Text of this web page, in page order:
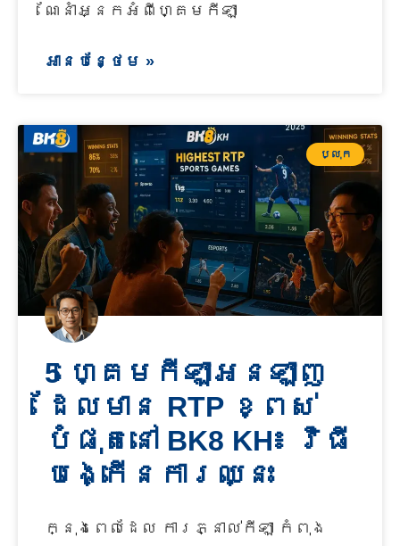
ណែនាំអ្នកអំពីហ្គេមកីឡា
អានបន្ថែម »
ប្លុក
5 ហ្គេមកីឡាអនឡាញ
ដែលមាន RTP ខ្ពស់
បំផុតនៅ BK8 KH៖ វិធី
បង្កើនការឈ្នះ
ក្នុងពេលដែល ការភ្នាល់កីឡា កំពុង